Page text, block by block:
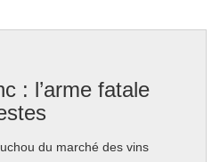
: l’arme fatale
du marché des vins